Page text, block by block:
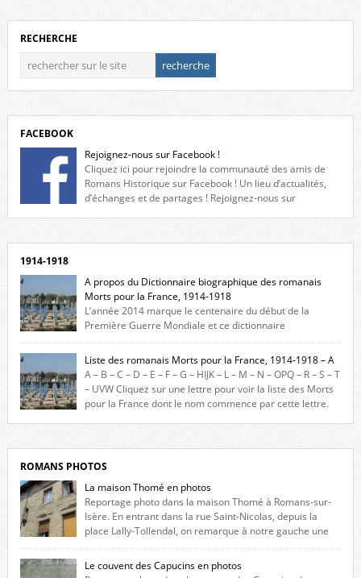
RECHERCHE
FACEBOOK
Rejoignez-nous sur Facebook !
Cliquez ici pour rejoindre la communauté des amis de
Romans Historique sur Facebook ! Un lieu d’actualités,
d’échanges et de partages ! Rejoignez-nous sur
1914-1918
A propos du Dictionnaire biographique des romanais
Morts pour la France, 1914-1918
L’année 2014 marque le centenaire du début de la
Première Guerre Mondiale et ce dictionnaire
biographique veut rendre hommage aux romanais Morts pour la
France durant ce conflit. La base de cette recherche historique est
constituée des noms gravés sur les plaques commémoratives de
l’Hôtel de Ville, du lycée du Dauphiné et du lycée Triboulet, […]
Liste des romanais Morts pour la France, 1914-1918 – A
A – B – C – D – E – F – G – HIJK – L – M – N – OPQ – R – S – T
– UVW Cliquez sur une lettre pour voir la liste des Morts
pour la France dont le nom commence par cette lettre.
ROMANS PHOTOS
La maison Thomé en photos
Reportage photo dans la maison Thomé à Romans-sur-
Isère. En entrant dans la rue Saint-Nicolas, depuis la
place Lally-Tollendal, on remarque à notre gauche une
maison construite au XVIè siècle. Les deux façades sont ornées de
fenêtres jumelles à meneaux. Entre ces deux étages, on peut voir une
niche qui contient une statue de la Vierge. […]
Le couvent des Capucins en photos